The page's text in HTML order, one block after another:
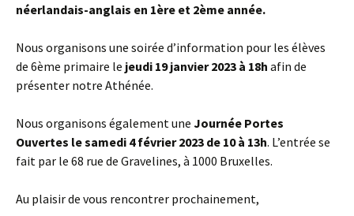
néerlandais-anglais en 1ère et 2ème année.
Nous organisons une soirée d’information pour les élèves
de 6ème primaire le jeudi 19 janvier 2023 à 18h afin de
présenter notre Athénée.
Nous organisons également une Journée Portes
Ouvertes le samedi 4 février 2023 de 10 à 13h. L’entrée se
fait par le 68 rue de Gravelines, à 1000 Bruxelles.
Au plaisir de vous rencontrer prochainement,